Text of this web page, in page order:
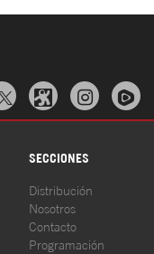
 
SECCIONES
Distribución
Nosotros
Contacto
Programación